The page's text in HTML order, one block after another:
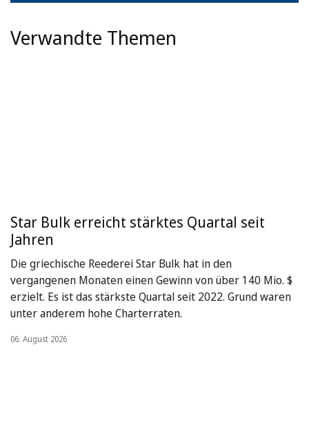
Verwandte Themen
Star Bulk erreicht stärktes Quartal seit
Jahren
Die griechische Reederei Star Bulk hat in den
vergangenen Monaten einen Gewinn von über 140 Mio. $
erzielt. Es ist das stärkste Quartal seit 2022. Grund waren
unter anderem hohe Charterraten.
06. August 2026